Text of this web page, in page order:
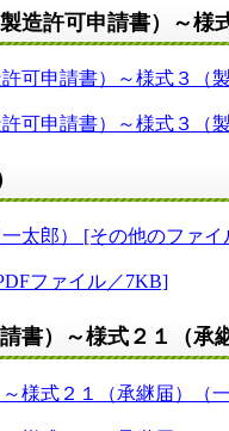
造許可申請書）～様
可申請書）～様式３（
可申請書）～様式３（
太郎） [その他のファイ
ファイル／7KB]
書）～様式２１（承
様式２１（承継届）（